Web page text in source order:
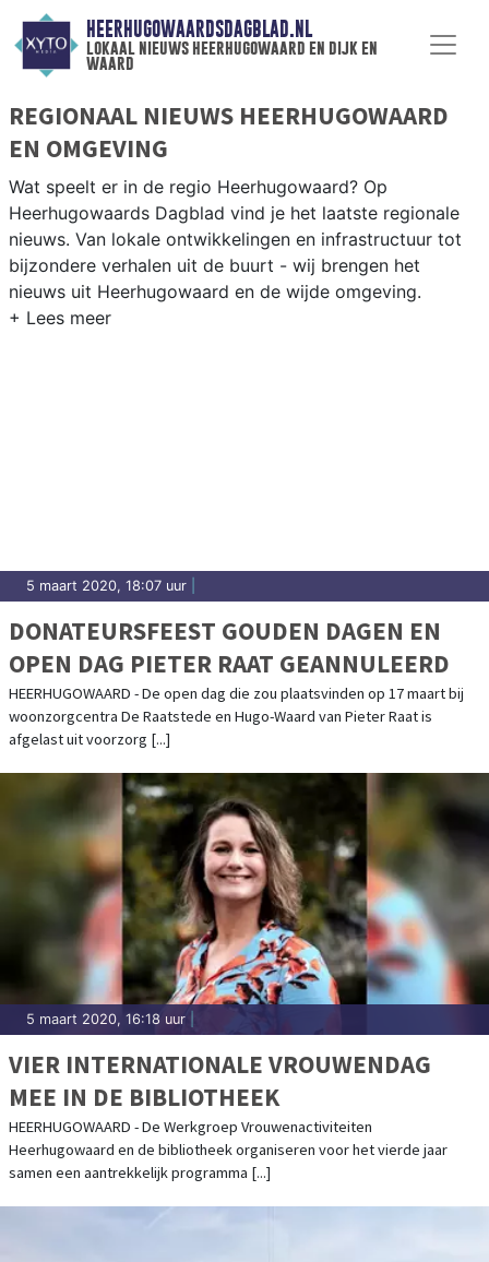
HEERHUGOWAARDSDAGBLAD.NL
lokaal nieuws heerhugowaard en dijk en
waard
REGIONAAL NIEUWS HEERHUGOWAARD
EN OMGEVING
Wat speelt er in de regio Heerhugowaard? Op
Heerhugowaards Dagblad vind je het laatste regionale
nieuws. Van lokale ontwikkelingen en infrastructuur tot
bijzondere verhalen uit de buurt - wij brengen het
nieuws uit Heerhugowaard en de wijde omgeving.
5 maart 2020, 18:07 uur
DONATEURSFEEST GOUDEN DAGEN EN
OPEN DAG PIETER RAAT GEANNULEERD
HEERHUGOWAARD - De open dag die zou plaatsvinden op 17 maart bij
woonzorgcentra De Raatstede en Hugo-Waard van Pieter Raat is
afgelast uit voorzorg [...]
5 maart 2020, 16:18 uur
VIER INTERNATIONALE VROUWENDAG
MEE IN DE BIBLIOTHEEK
HEERHUGOWAARD - De Werkgroep Vrouwenactiviteiten
Heerhugowaard en de bibliotheek organiseren voor het vierde jaar
samen een aantrekkelijk programma [...]